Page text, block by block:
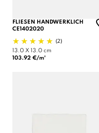
FLIESEN HANDWERKLICH
CE1402020
(2)
13.0 X 13.0 cm
103.92 €/m²